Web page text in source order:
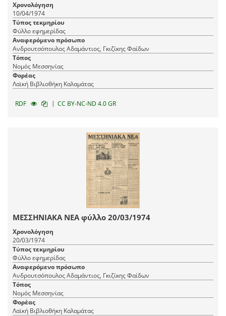
Χρονολόγηση
10/04/1974
Τύπος τεκμηρίου
Φύλλο εφημερίδας
Αναφερόμενο πρόσωπο
Ανδρουτσόπουλος Αδαμάντιος, Γκιζίκης Φαίδων
Τόπος
Νομός Μεσσηνίας
Φορέας
Λαϊκή Βιβλιοθήκη Καλαμάτας
RDF | CC BY-NC-ND 4.0 GR
ΜΕΣΣΗΝΙΑΚΑ ΝΕΑ φύλλο 20/03/1974
Χρονολόγηση
20/03/1974
Τύπος τεκμηρίου
Φύλλο εφημερίδας
Αναφερόμενο πρόσωπο
Ανδρουτσόπουλος Αδαμάντιος, Γκιζίκης Φαίδων
Τόπος
Νομός Μεσσηνίας
Φορέας
Λαϊκή Βιβλιοθήκη Καλαμάτας